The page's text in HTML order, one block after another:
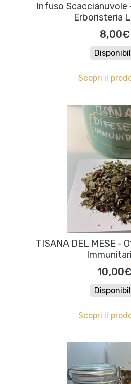
Infuso Scaccianuvole
Erboristeria
8,00€
Scopri il
TISANA DEL MESE -
Scopri il